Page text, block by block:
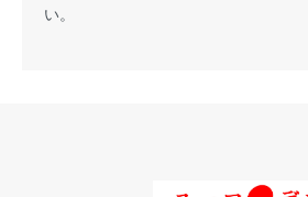
い。